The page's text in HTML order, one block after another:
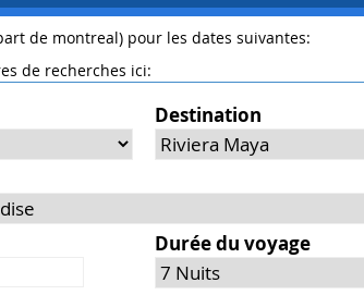
de montreal) pour les dates suivantes:
de recherches ici:
Destination
Durée du voyage